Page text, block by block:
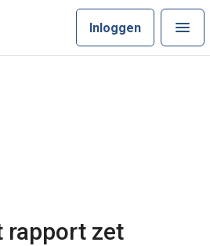
Inloggen
rapport zet